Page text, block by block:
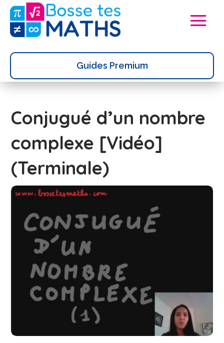
Guides Premium
Conjugué d’un nombre
complexe [Vidéo]
(Terminale)